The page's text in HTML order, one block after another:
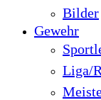
Bilder
Gewehr
Liga/